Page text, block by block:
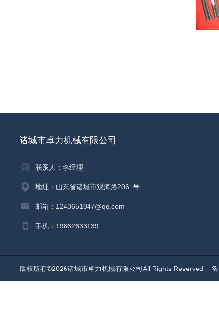
诸城市卓力机械有限公司
联系人：李经理
地址：山东省诸城市观海路2061号
邮箱：1243651047@qq.com
手机：19862633139
版权所有©2026诸城市卓力机械有限公司All Rights Reserved